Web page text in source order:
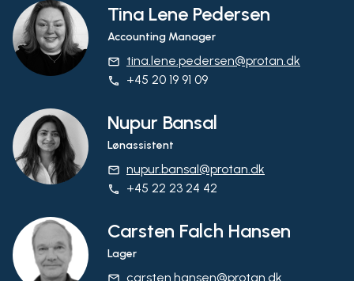
Tina Lene Pedersen
Accounting Manager
email tina.lene.pedersen@protan.dk
phone +45 20 19 91 09
Nupur Bansal
Lønassistent
email nupur.bansal@protan.dk
phone +45 22 23 24 42
Carsten Falch Hansen
Lager
carsten.hansen@protan.dk